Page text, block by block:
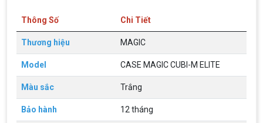
Thông Số Chi Tiết
Thương hiệu MAGIC
Model CASE MAGIC CUBI-M ELITE
Màu sắc Trắng
Bảo hành 12 tháng
Top 18 tựa game PC huyền thoại gắn liền
với tuổi thơ của game thủ Việt vào những
Top 18 tựa game PC huyền thoại gắn liền với tuổi